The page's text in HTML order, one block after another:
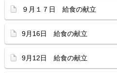
９月１７日 給食の献立
9月16日 給食の献立
9月12日 給食の献立